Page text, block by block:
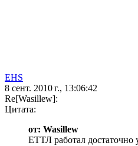
EHS
8 сент. 2010 г., 13:06:42
Re[Wasillew]:
Цитата:
от: Wasillew
ЕТТЛ работал достаточно